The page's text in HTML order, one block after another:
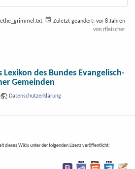
Zuletzt geändert: vor 8 Jahren
von rfleischer
Lexikon des Bundes Evangelisch-
Gemeinden
Datenschutzerklärung
dieses Wikis unter der folgenden Lizenz veröffentlicht: